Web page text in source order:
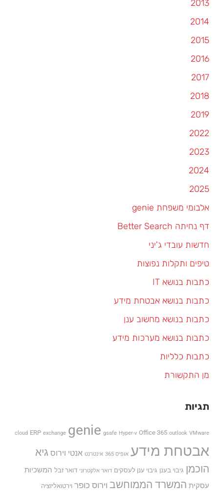
2013
2014
2015
2016
2017
2018
2019
2022
2023
2024
2025
אלבומי משפחת genie
דף נחיתה Better Search
חדשות עובדי ג'יני
טיפים ותקלות נפוצות
כתבות בנושא IT
כתבות בנושא אבטחת מידע
כתבות בנושא מחשוב ענן
כתבות בנושא מערכות מידע
כתבות כלליות
מן התקשורת
תגיות
cloud ERP exchange genie gsafe Hyper-v Office 365 outlook VMware
אבטחת מידע אופיס 365 אינטרנט אנטי וירוס גיא
הוכמן גיבוי בענן גיבוי ענן לעסקים דואר אלקטרוני דואר זבל המשכיות
עסקית המשרד הממוחשב וירוס כופר וירטואליזציה